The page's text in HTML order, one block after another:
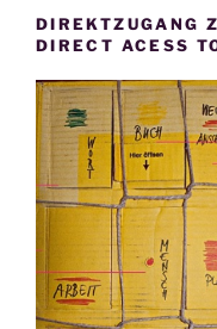
DIREKTZUGANG
DIRECT ACESS